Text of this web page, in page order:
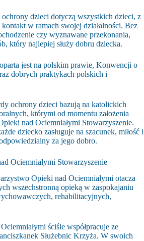
ochrony dzieci dotyczą wszystkich dzieci, z
w ramach swojej działalności. Bez
czy wyznawane przekonania,
który najlepiej służy dobru dziecka.
jest na polskim prawie, Konwencji o
dobrych praktykach polskich i
ochrony dzieci bazują na katolickich
którymi od momentu założenia
nad Ociemniałymi Stowarzyszenie.
dziecko zasługuje na szacunek, miłość i
za jego dobro.
Ociemniałymi Stowarzyszenie
Opieki nad Ociemniałymi otacza
wszechstronną opieką w zaspokajaniu
rehabilitacyjnych,
ściśle współpracuje ze
Służebnic Krzyża. W swoich